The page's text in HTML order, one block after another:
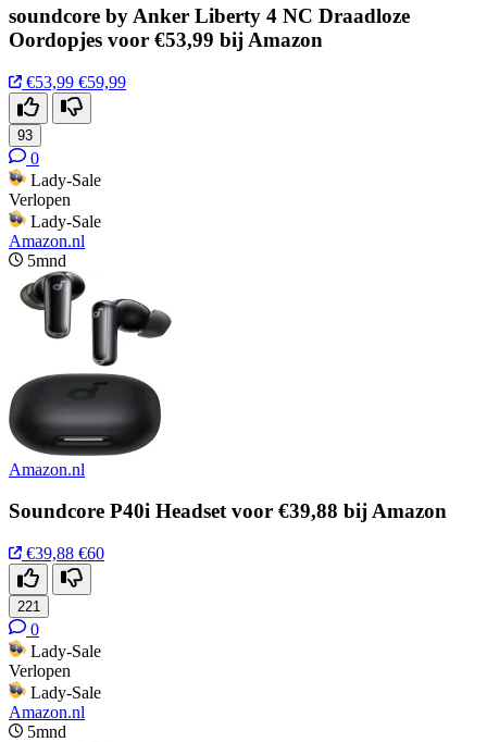
soundcore by Anker Liberty 4 NC Draadloze
Oordopjes voor €53,99 bij Amazon
€53,99 €59,99
93
0
Lady-Sale
Verlopen
Lady-Sale
Amazon.nl
5mnd
Amazon.nl
Soundcore P40i Headset voor €39,88 bij Amazon
€39,88 €60
221
0
Lady-Sale
Verlopen
Lady-Sale
Amazon.nl
5mnd